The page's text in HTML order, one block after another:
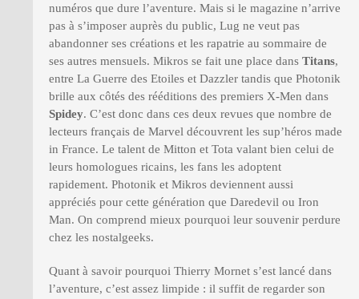
numéros que dure l’aventure. Mais si le magazine n’arrive
pas à s’imposer auprès du public, Lug ne veut pas
abandonner ses créations et les rapatrie au sommaire de
ses autres mensuels. Mikros se fait une place dans Titans,
entre La Guerre des Etoiles et Dazzler tandis que Photonik
brille aux côtés des rééditions des premiers X-Men dans
Spidey. C’est donc dans ces deux revues que nombre de
lecteurs français de Marvel découvrent les sup’héros made
in France. Le talent de Mitton et Tota valant bien celui de
leurs homologues ricains, les fans les adoptent
rapidement. Photonik et Mikros deviennent aussi
appréciés pour cette génération que Daredevil ou Iron
Man. On comprend mieux pourquoi leur souvenir perdure
chez les nostalgeeks.
Quant à savoir pourquoi Thierry Mornet s’est lancé dans
l’aventure, c’est assez limpide : il suffit de regarder son